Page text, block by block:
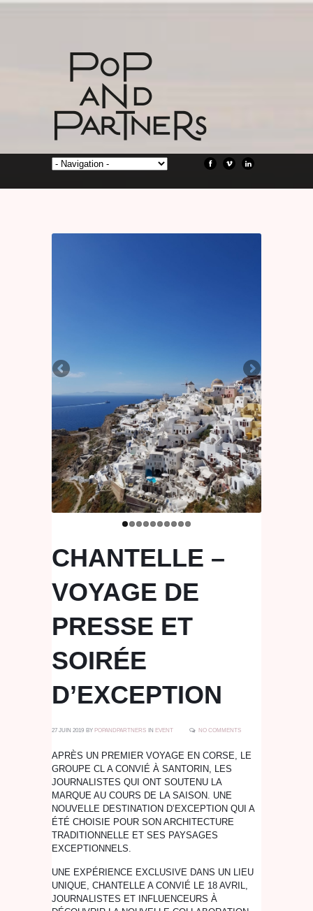
CHANTELLE –
VOYAGE DE
PRESSE ET
SOIRÉE
D’EXCEPTION
27 JUIN 2019 BY POPANDPARTNERS IN EVENT NO COMMENTS
APRÈS UN PREMIER VOYAGE EN CORSE, LE
GROUPE CL A CONVIÉ À SANTORIN, LES
JOURNALISTES QUI ONT SOUTENU LA
MARQUE AU COURS DE LA SAISON. UNE
NOUVELLE DESTINATION D’EXCEPTION QUI A
ÉTÉ CHOISIE POUR SON ARCHITECTURE
TRADITIONNELLE ET SES PAYSAGES
EXCEPTIONNELS.
UNE EXPÉRIENCE EXCLUSIVE DANS UN LIEU
UNIQUE, CHANTELLE A CONVIÉ LE 18 AVRIL,
JOURNALISTES ET INFLUENCEURS À